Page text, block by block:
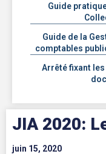
Guide
Guide de la
comptables
Arrêté fixant
JIA 2020:
juin 15, 2020